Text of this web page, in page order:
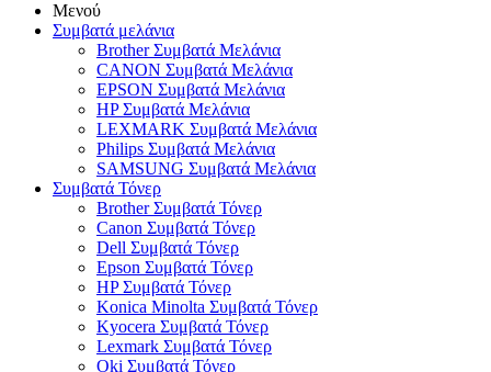
Μενού
Συμβατά μελάνια
Brother Συμβατά Μελάνια
CANON Συμβατά Μελάνια
EPSON Συμβατά Μελάνια
HP Συμβατά Μελάνια
LEXMARK Συμβατά Μελάνια
Philips Συμβατά Μελάνια
SAMSUNG Συμβατά Μελάνια
Συμβατά Τόνερ
Brother Συμβατά Τόνερ
Canon Συμβατά Τόνερ
Dell Συμβατά Τόνερ
Epson Συμβατά Τόνερ
HP Συμβατά Τόνερ
Konica Minolta Συμβατά Τόνερ
Kyocera Συμβατά Τόνερ
Lexmark Συμβατά Τόνερ
Oki Συμβατά Τόνερ